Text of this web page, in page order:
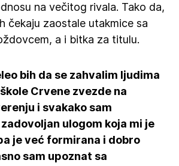
na večitog rivala. Tako da,
čekaju zaostale utakmice sa
a i bitka za titulu.
bih da se zahvalim ljudima
Crvene zvezde na
i svakako sam
ulogom koja mi je
je već formirana i dobro
sam upoznat sa